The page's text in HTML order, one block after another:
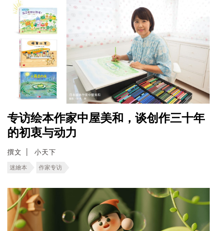
专访绘本作家中屋美和，谈创作三十年
的初衷与动力
撰文 小天下
迷繪本 作家专访